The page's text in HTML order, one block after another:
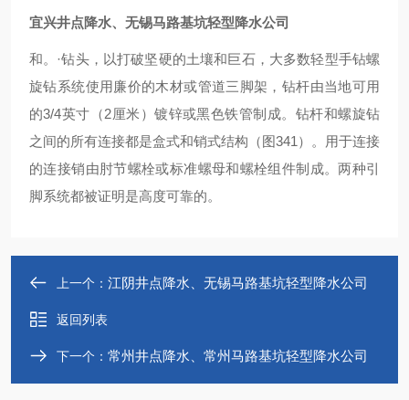
宜兴井点降水、无锡马路基坑轻型降水公司
和。·钻头，以打破坚硬的土壤和巨石，大多数轻型手钻螺
旋钻系统使用廉价的木材或管道三脚架，钻杆由当地可用
的3/4英寸（2厘米）镀锌或黑色铁管制成。钻杆和螺旋钻
之间的所有连接都是盒式和销式结构（图341）。用于连接
的连接销由肘节螺栓或标准螺母和螺栓组件制成。两种引
脚系统都被证明是高度可靠的。
上一个： 江阴井点降水、无锡马路基坑轻型降水公司
返回列表
下一个： 常州井点降水、常州马路基坑轻型降水公司